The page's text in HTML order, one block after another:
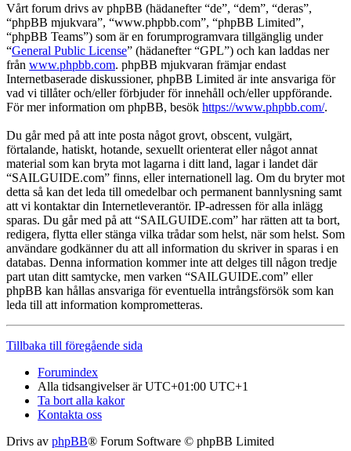
Vårt forum drivs av phpBB (hädanefter “de”, “dem”, “deras”,
“phpBB mjukvara”, “www.phpbb.com”, “phpBB Limited”,
“phpBB Teams”) som är en forumprogramvara tillgänglig under
“General Public License” (hädanefter “GPL”) och kan laddas ner
från www.phpbb.com. phpBB mjukvaran främjar endast
Internetbaserade diskussioner, phpBB Limited är inte ansvariga för
vad vi tillåter och/eller förbjuder för innehåll och/eller uppförande.
För mer information om phpBB, besök https://www.phpbb.com/.
Du går med på att inte posta något grovt, obscent, vulgärt,
förtalande, hatiskt, hotande, sexuellt orienterat eller något annat
material som kan bryta mot lagarna i ditt land, lagar i landet där
“SAILGUIDE.com” finns, eller internationell lag. Om du bryter mot
detta så kan det leda till omedelbar och permanent bannlysning samt
att vi kontaktar din Internetleverantör. IP-adressen för alla inlägg
sparas. Du går med på att “SAILGUIDE.com” har rätten att ta bort,
redigera, flytta eller stänga vilka trådar som helst, när som helst. Som
användare godkänner du att all information du skriver in sparas i en
databas. Denna information kommer inte att delges till någon tredje
part utan ditt samtycke, men varken “SAILGUIDE.com” eller
phpBB kan hållas ansvariga för eventuella intrångsförsök som kan
leda till att information komprometteras.
Tillbaka till föregående sida
Forumindex
Alla tidsangivelser är UTC+01:00 UTC+1
Ta bort alla kakor
Kontakta oss
Drivs av phpBB® Forum Software © phpBB Limited